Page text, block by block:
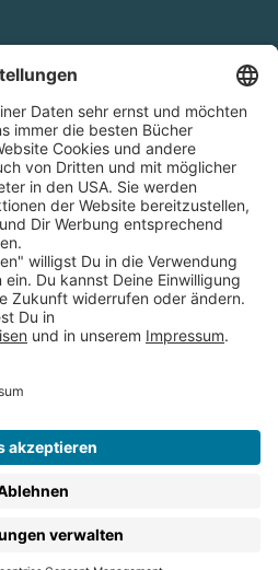
€ Bestellwert innerhalb
innerhalb Deutschlands
Blumenstraße 36, D-70182